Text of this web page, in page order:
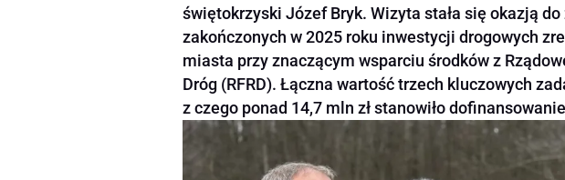
świętokrzyski Józef Bryk. Wizyta stała się okazją
zakończonych w 2025 roku inwestycji drogowych
miasta przy znaczącym wsparciu środków z
Dróg (RFRD). Łączna wartość trzech kluczowych
z czego ponad 14,7 mln zł stanowiło